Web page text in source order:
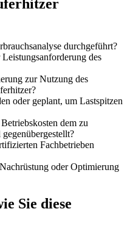
durchgeführt?
des
zur Nutzung des
oder geplant, um Lastspitzen
dem zu
Fachbetrieben
oder Optimierung
Sie diese